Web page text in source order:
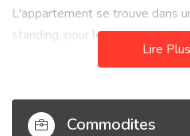
L'appartement se trouve dans
standing, pour les amateurs de
son aire de jeux.
Lire Plus
Commodites